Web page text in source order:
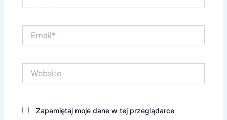
Zapamiętaj moje dane w tej przeglądarce